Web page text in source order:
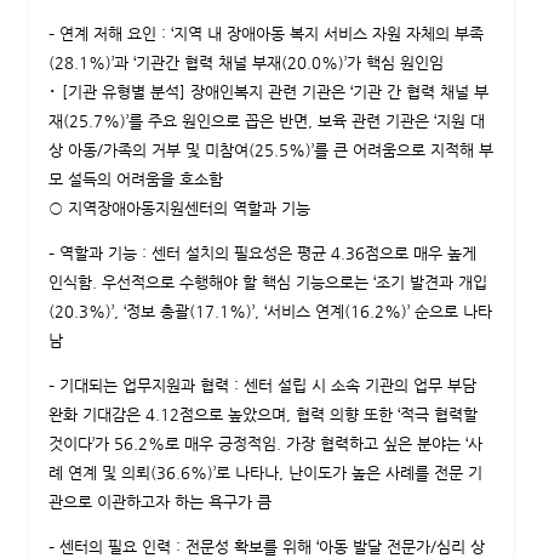
– 연계 저해 요인 : ‘지역 내 장애아동 복지 서비스 자원 자체의 부족
(28.1%)’과 ‘기관간 협력 채널 부재(20.0%)’가 핵심 원인임
･ [기관 유형별 분석] 장애인복지 관련 기관은 ‘기관 간 협력 채널 부
재(25.7%)’를 주요 원인으로 꼽은 반면, 보육 관련 기관은 ‘지원 대
상 아동/가족의 거부 및 미참여(25.5%)’를 큰 어려움으로 지적해 부
모 설득의 어려움을 호소함
○ 지역장애아동지원센터의 역할과 기능
– 역할과 기능 : 센터 설치의 필요성은 평균 4.36점으로 매우 높게
인식함. 우선적으로 수행해야 할 핵심 기능으로는 ‘조기 발견과 개입
(20.3%)’, ‘정보 총괄(17.1%)’, ‘서비스 연계(16.2%)’ 순으로 나타
남
– 기대되는 업무지원과 협력 : 센터 설립 시 소속 기관의 업무 부담
완화 기대감은 4.12점으로 높았으며, 협력 의향 또한 ‘적극 협력할
것이다’가 56.2%로 매우 긍정적임. 가장 협력하고 싶은 분야는 ‘사
례 연계 및 의뢰(36.6%)’로 나타나, 난이도가 높은 사례를 전문 기
관으로 이관하고자 하는 욕구가 큼
– 센터의 필요 인력 : 전문성 확보를 위해 ‘아동 발달 전문가/심리 상